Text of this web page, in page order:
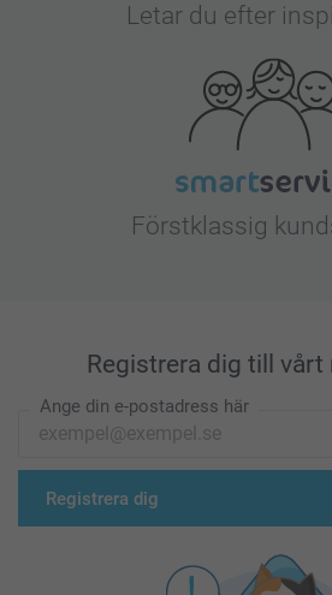
Letar du efter
Förstklassig
Registrera dig till
Ange din e-postadress här
Registrera dig